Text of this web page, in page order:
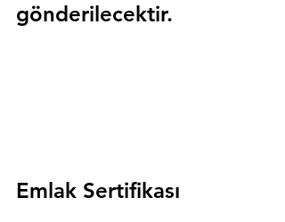
gönderilecektir.
Emlak Sertifikası